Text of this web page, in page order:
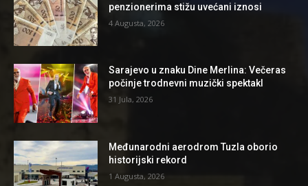
penzionerima stižu uvećani iznosi
4 Augusta, 2026
Sarajevo u znaku Dine Merlina: Večeras
počinje trodnevni muzički spektakl
31 Jula, 2026
Međunarodni aerodrom Tuzla oborio
historijski rekord
1 Augusta, 2026